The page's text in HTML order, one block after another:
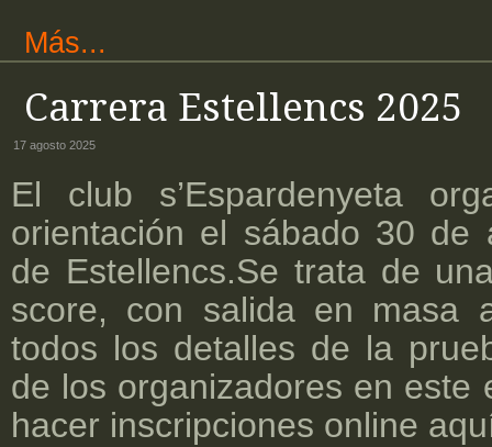
Más...
Carrera Estellencs 2025
17 agosto 2025
El club s’Espardenyeta
orientación el sábado 30 de
de Estellencs.Se trata de
score, con salida en masa
todos los detalles de la
de los organizadores en este
hacer inscripciones online